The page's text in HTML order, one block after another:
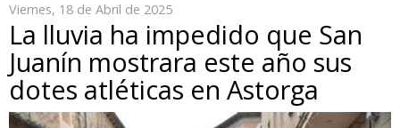
Viernes, 18 de Abril de 2025
La lluvia ha impedido que San
Juanín mostrara este año sus
dotes atléticas en Astorga